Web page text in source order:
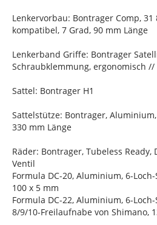
Lenkervorbau: Bontrager Comp, 31
kompatibel, 7 Grad, 90 mm Länge
Lenkerband Griffe: Bontrager
Schraubklemmung, ergonomisch //
Sattel: Bontrager H1
Sattelstütze: Bontrager,
330 mm Länge
Räder: Bontrager, Tubeless Ready,
Ventil
Formula DC-20, Aluminium, 6-
100 x 5 mm
Formula DC-22, Aluminium, 6-
8/9/10-Freilaufnabe von Shimano,